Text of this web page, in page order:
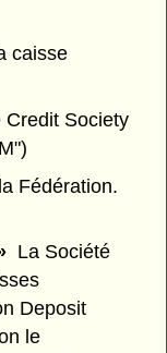
caisse
Credit Society
Fédération.
La Société
Deposit
le